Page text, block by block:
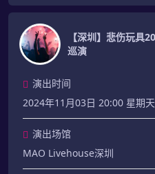
【深圳】悲伤玩具
巡演
演出时间
2024年11月03日 20:00 星期天
演出场馆
MAO Livehouse深圳